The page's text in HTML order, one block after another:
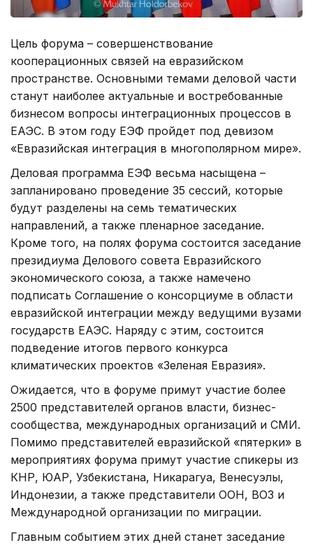
Цель форума – совершенствование
кооперационных связей на евразийском
пространстве. Основными темами деловой части
станут наиболее актуальные и востребованные
бизнесом вопросы интеграционных процессов в
ЕАЭС. В этом году ЕЭФ пройдет под девизом
«Евразийская интеграция в многополярном мире».
Деловая программа ЕЭФ весьма насыщена –
запланировано проведение 35 сессий, которые
будут разделены на семь тематических
направлений, а также пленарное заседание.
Кроме того, на полях форума состоится заседание
президиума Делового совета Евразийского
экономического союза, а также намечено
подписать Соглашение о консорциуме в области
евразийской интеграции между ведущими вузами
государств ЕАЭС. Наряду с этим, состоится
подведение итогов первого конкурса
климатических проектов «Зеленая Евразия».
Ожидается, что в форуме примут участие более
2500 представителей органов власти, бизнес-
сообщества, международных организаций и СМИ.
Помимо представителей евразийской «пятерки» в
мероприятиях форума примут участие спикеры из
КНР, ЮАР, Узбекистана, Никарагуа, Венесуэлы,
Индонезии, а также представители ООН, ВОЗ и
Международной организации по миграции.
Главным событием этих дней станет заседание